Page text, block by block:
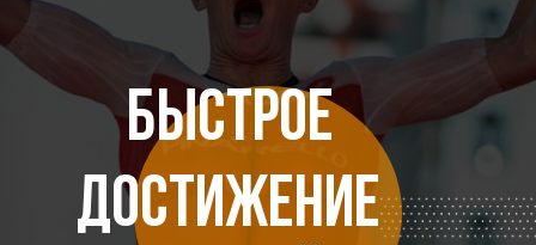
БЫСТРОЕ
ДОСТИЖЕНИЕ